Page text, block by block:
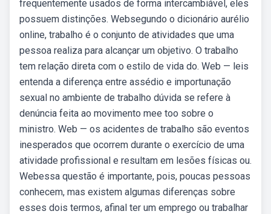
frequentemente usados de forma intercambiável, eles
possuem distinções. Websegundo o dicionário aurélio
online, trabalho é o conjunto de atividades que uma
pessoa realiza para alcançar um objetivo. O trabalho
tem relação direta com o estilo de vida do. Web — leis
entenda a diferença entre assédio e importunação
sexual no ambiente de trabalho dúvida se refere à
denúncia feita ao movimento mee too sobre o
ministro. Web — os acidentes de trabalho são eventos
inesperados que ocorrem durante o exercício de uma
atividade profissional e resultam em lesões físicas ou.
Webessa questão é importante, pois, poucas pessoas
conhecem, mas existem algumas diferenças sobre
esses dois termos, afinal ter um emprego ou trabalhar